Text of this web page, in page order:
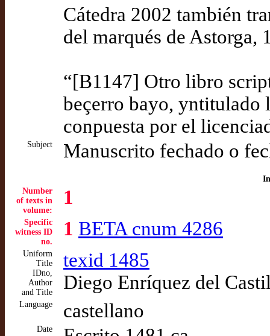
Cátedra 2002 también
del marqués de Astorga,
“[B1147] Otro libro
beçerro bayo, yntitulado
conpuesta por el
Subject Manuscrito fechado o
Number
of texts in
volume:
1
Specific
witness ID
no.
1 BETA cnum 4286
Uniform
Title
IDno,
Author
and Title
texid 1485
Diego Enríquez del
Language castellano
Date